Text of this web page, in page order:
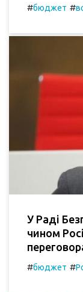
#бюджет #
У Раді
чином
#бюджет #